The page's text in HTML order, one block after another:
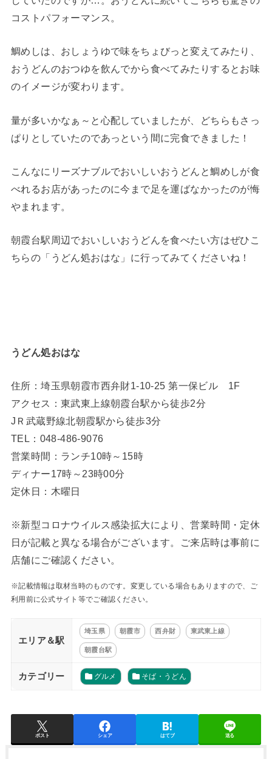
コストパフォーマンス。
鯛めしは、おしょうゆで味をちょびっと変えてみたり、
おうどんのおつゆを飲んでから食べてみたりするとお味
のイメージが変わります。
量が多いかなぁ～と心配していましたが、どちらもさっ
ぱりとしていたのであっという間に完食できました！
こんなにリーズナブルでおいしいおうどんと鯛めしが食
べれるお店があったのに今まで足を運ばなかったのが悔
やまれます。
朝霞台駅周辺でおいしいおうどんを食べたい方はぜひこ
ちらの「うどん処おはな」に行ってみてくださいね！
うどん処おはな
住所：埼玉県朝霞市西弁財1-10-25 第一保ビル 1F
アクセス：東武東上線朝霞台駅から徒歩2分
JＲ武蔵野線北朝霞駅から徒歩3分
TEL：048-486-9076
営業時間：ランチ10時～15時
ディナー17時～23時00分
定休日：木曜日
※新型コロナウイルス感染拡大により、営業時間・定休
日が記載と異なる場合がございます。ご来店時は事前に
店舗にご確認ください。
※記載情報は取材当時のものです。変更している場合もありますので、ご
利用前に公式サイト等でご確認ください。
エリア＆駅
埼玉県 朝霞市 西弁財 東武東上線
朝霞台駅
カテゴリー グルメ そば・うどん
ポスト シェア はてブ 送る